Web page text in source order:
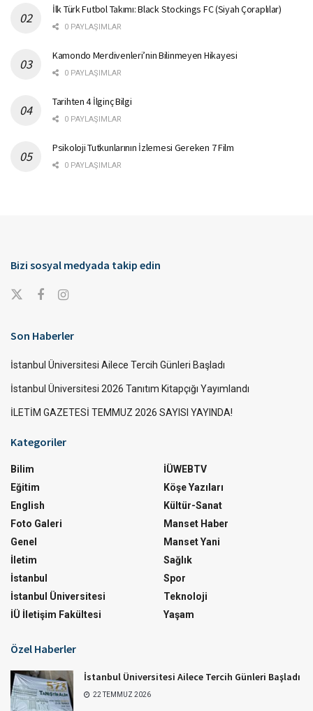
İlk Türk Futbol Takımı: Black Stockings FC (Siyah Çoraplılar)
0 PAYLAŞIMLAR
Kamondo Merdivenleri’nin Bilinmeyen Hikayesi
0 PAYLAŞIMLAR
Tarihten 4 İlginç Bilgi
0 PAYLAŞIMLAR
Psikoloji Tutkunlarının İzlemesi Gereken 7 Film
0 PAYLAŞIMLAR
Bizi sosyal medyada takip edin
Son Haberler
İstanbul Üniversitesi Ailece Tercih Günleri Başladı
İstanbul Üniversitesi 2026 Tanıtım Kitapçığı Yayımlandı
İLETİM GAZETESİ TEMMUZ 2026 SAYISI YAYINDA!
Kategoriler
Bilim
Eğitim
English
Foto Galeri
Genel
İletim
İstanbul
İstanbul Üniversitesi
İÜ İletişim Fakültesi
İÜWEBTV
Köşe Yazıları
Kültür-Sanat
Manset Haber
Manset Yani
Sağlık
Spor
Teknoloji
Yaşam
Özel Haberler
İstanbul Üniversitesi Ailece Tercih Günleri Başladı
22 TEMMUZ 2026